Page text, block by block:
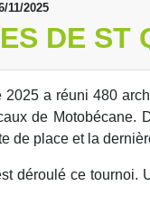
11/2025
DE ST
a réuni 480
de Motobécane.
de place et la
déroulé ce tournoi.